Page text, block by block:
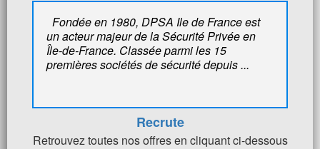
Fondée en 1980, DPSA Ile de France est
un acteur majeur de la Sécurité Privée en
Île-de-France. Classée parmi les 15
premières sociétés de sécurité depuis ...
Recrute
Retrouvez toutes nos offres en cliquant ci-dessous